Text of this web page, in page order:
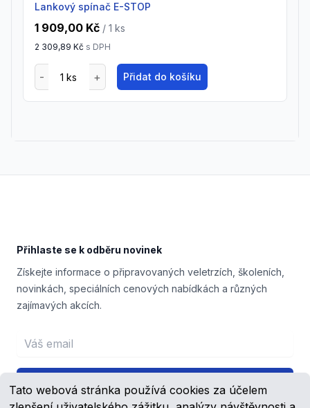
Tato webová stránka používá cookies za účelem
Lankový spínač E-STOP
1 909,00 Kč / 1 ks
2 309,89 Kč s DPH
Přidat do košíku
Přihlaste se k odběru novinek
Získejte informace o připravovaných veletrzích, školeních,
novinkách, speciálních cenových nabídkách a různých
zajímavých akcích.
Email address
Přihlášení